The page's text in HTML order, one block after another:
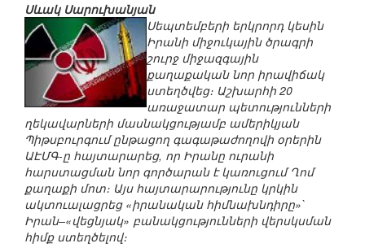
Սևակ Սարուխանյան
Սեպտեմբերի երկրորդ կեսին
Իրանի միջուկային ծրագրի
շուրջ միջազգային
քաղաքական նոր իրավիճակ
ստեղծվեց։ Աշխարհի 20
առաջատար պետությունների
ղեկավարների մասնակցությամբ ամերիկյան
Պիթսբուրգում ընթացող գագաթաժողովի օրերին
ԱԷՄԳ-ը հայտարարեց, որ Իրանը ուրանի
հարստացման նոր գործարան է կառուցում Ղոմ
քաղաքի մոտ։ Այս հայտարարությունը կրկին
ակտուալացրեց «իրանական հիմնախնդիրը»`
Իրան–«վեցնյակ» բանակցությունների վերսկսման
հիմք ստեղծելով։